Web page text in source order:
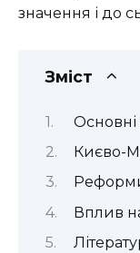
значення і до
Зміст
Києво-
Вплив